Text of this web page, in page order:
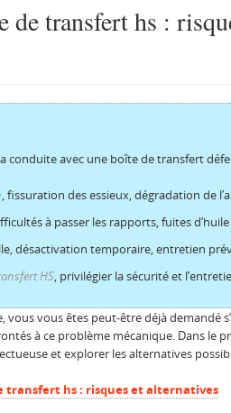
de transfert hs :
conduite avec une boîte de transfert
, fissuration des essieux, dégradation de
à passer les rapports, fuites d’huile
désactivation temporaire, entretien
HS, privilégier la sécurité et
vous êtes peut-être déjà demandé
à ce problème mécanique. Dans le
et explorer les alternatives
transfert hs : risques et alternatives